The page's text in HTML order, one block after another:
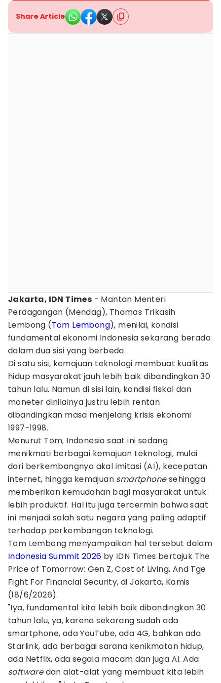
Share Article
Jakarta, IDN Times - Mantan Menteri
Perdagangan (Mendag), Thomas Trikasih
Lembong (Tom Lembong), menilai, kondisi
fundamental ekonomi Indonesia sekarang berada
dalam dua sisi yang berbeda.
Di satu sisi, kemajuan teknologi membuat kualitas
hidup masyarakat jauh lebih baik dibandingkan 30
tahun lalu. Namun di sisi lain, kondisi fiskal dan
moneter dinilainya justru lebih rentan
dibandingkan masa menjelang krisis ekonomi
1997-1998.
Menurut Tom, Indonesia saat ini sedang
menikmati berbagai kemajuan teknologi, mulai
dari berkembangnya akal imitasi (AI), kecepatan
internet, hingga kemajuan smartphonesehingga
memberikan kemudahan bagi masyarakat untuk
lebih produktif. Hal itu juga tercermin bahwa saat
ini menjadi salah satu negara yang paling adaptif
terhadap perkembangan teknologi.
Tom Lembong menyampaikan hal tersebut dalam
Indonesia Summit 2026 by IDN Times bertajuk The
Price of Tomorrow: Gen Z, Cost of Living, And Tge
Fight For Financial Security, di Jakarta, Kamis
(18/6/2026).
"Iya, fundamental kita lebih baik dibandingkan 30
tahun lalu, ya, karena sekarang sudah ada
smartphone, ada YouTube, ada 4G, bahkan ada
Starlink, ada berbagai sarana kenikmatan hidup,
ada Netflix, ada segala macam dan juga AI. Ada
softwaredan alat-alat yang membuat kita lebih